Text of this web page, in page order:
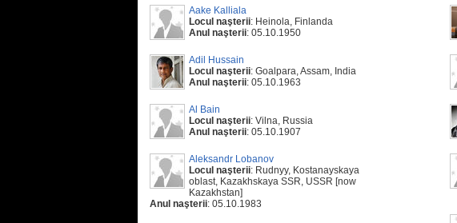
Aake Kalliala
Locul naşterii: Heinola, Finlanda
Anul naşterii: 05.10.1950
Adil Hussain
Locul naşterii: Goalpara, Assam, India
Anul naşterii: 05.10.1963
Al Bain
Locul naşterii: Vilna, Russia
Anul naşterii: 05.10.1907
Aleksandr Lobanov
Locul naşterii: Rudnyy, Kostanayskaya
oblast, Kazakhskaya SSR, USSR [now
Kazakhstan]
Anul naşterii: 05.10.1983